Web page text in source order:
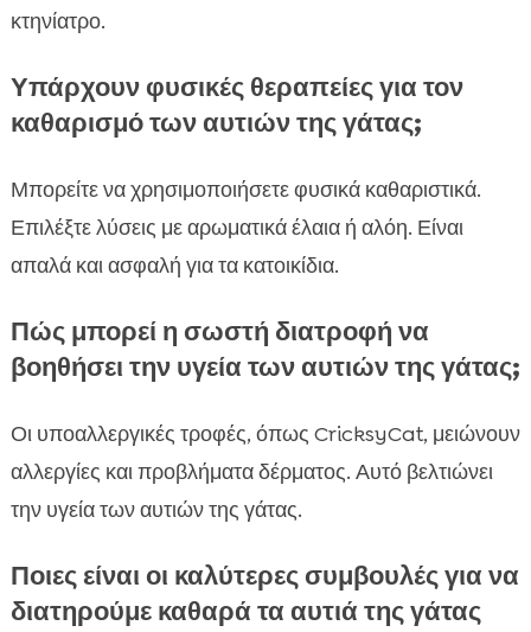
κτηνίατρο.
Υπάρχουν φυσικές θεραπείες για τον
καθαρισμό των αυτιών της γάτας;
Μπορείτε να χρησιμοποιήσετε φυσικά καθαριστικά.
Επιλέξτε λύσεις με αρωματικά έλαια ή αλόη. Είναι
απαλά και ασφαλή για τα κατοικίδια.
Πώς μπορεί η σωστή διατροφή να
βοηθήσει την υγεία των αυτιών της γάτας;
Οι υποαλλεργικές τροφές, όπως CricksyCat, μειώνουν
αλλεργίες και προβλήματα δέρματος. Αυτό βελτιώνει
την υγεία των αυτιών της γάτας.
Ποιες είναι οι καλύτερες συμβουλές για να
διατηρούμε καθαρά τα αυτιά της γάτας